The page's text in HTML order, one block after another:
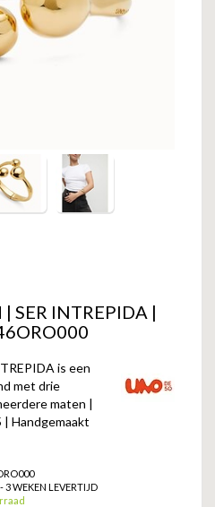
SER INTREPIDA |
is een
met drie
maten |
| Handgemaakt
3 WEKEN LEVERTIJD